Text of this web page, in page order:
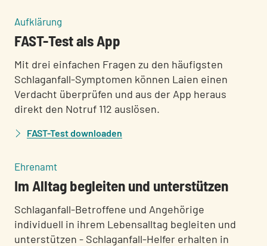
Aufklärung
FAST-Test als App
Mit drei einfachen Fragen zu den häufigsten
Schlaganfall-Symptomen können Laien einen
Verdacht überprüfen und aus der App heraus
direkt den Notruf 112 auslösen.
FAST-Test downloaden
Ehrenamt:
Im Alltag begleiten und unterstützen
Schlaganfall-Betroffene und Angehörige
individuell in ihrem Lebensalltag begleiten und
unterstützen - Schlaganfall-Helfer erhalten in